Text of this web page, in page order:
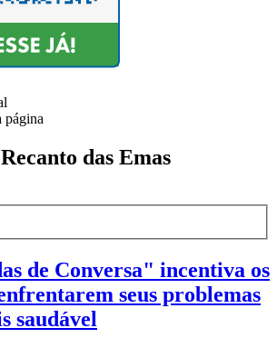
página
das Emas
de Conversa" incentiva os
seus problemas
saudável